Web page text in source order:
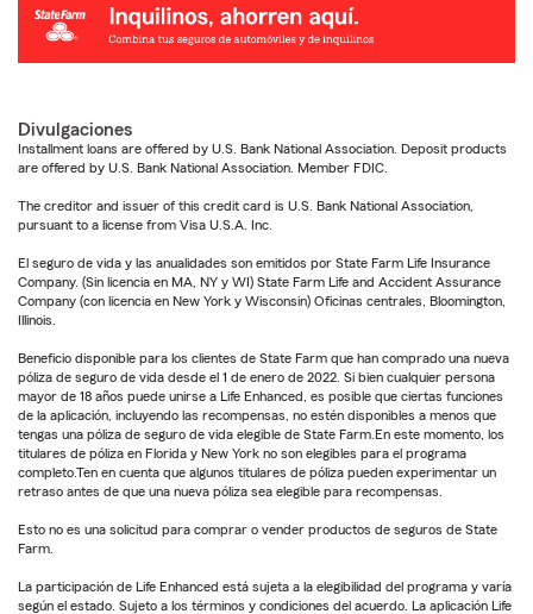
Divulgaciones
Installment loans are offered by U.S. Bank National Association. Deposit products
are offered by U.S. Bank National Association. Member FDIC.
The creditor and issuer of this credit card is U.S. Bank National Association,
pursuant to a license from Visa U.S.A. Inc.
El seguro de vida y las anualidades son emitidos por State Farm Life Insurance
Company. (Sin licencia en MA, NY y WI) State Farm Life and Accident Assurance
Company (con licencia en New York y Wisconsin) Oficinas centrales, Bloomington,
Illinois.
Beneficio disponible para los clientes de State Farm que han comprado una nueva
póliza de seguro de vida desde el 1 de enero de 2022. Si bien cualquier persona
mayor de 18 años puede unirse a Life Enhanced, es posible que ciertas funciones
de la aplicación, incluyendo las recompensas, no estén disponibles a menos que
tengas una póliza de seguro de vida elegible de State Farm.En este momento, los
titulares de póliza en Florida y New York no son elegibles para el programa
completo.Ten en cuenta que algunos titulares de póliza pueden experimentar un
retraso antes de que una nueva póliza sea elegible para recompensas.
Esto no es una solicitud para comprar o vender productos de seguros de State
Farm.
La participación de Life Enhanced está sujeta a la elegibilidad del programa y varía
según el estado. Sujeto a los términos y condiciones del acuerdo. La aplicación Life